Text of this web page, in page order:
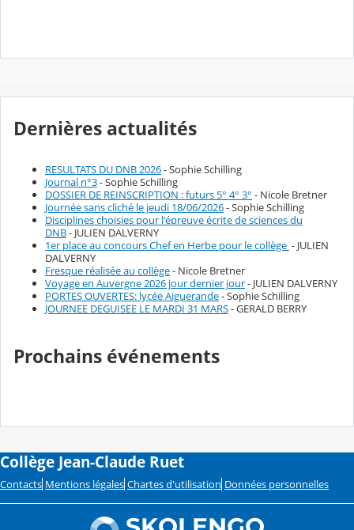
Dernières actualités
RESULTATS DU DNB 2026- Sophie Schilling
Journal n°3- Sophie Schilling
DOSSIER DE REINSCRIPTION : futurs 5° 4° 3° - Nicole Bretner
Journée sans cliché le jeudi 18/06/2026- Sophie Schilling
Disciplines choisies pour l'épreuve écrite de sciences du
DNB- JULIEN DALVERNY
1er place au concours Chef en Herbe pour le collège - JULIEN
DALVERNY
Fresque réalisée au collège- Nicole Bretner
Voyage en Auvergne 2026 jour dernier jour- JULIEN DALVERNY
PORTES OUVERTES: lycée Aiguerande- Sophie Schilling
JOURNEE DEGUISEE LE MARDI 31 MARS- GERALD BERRY
Prochains événements
Collège Jean-Claude Ruet
Contacts Mentions légales Chartes d'utilisation Données personnelles